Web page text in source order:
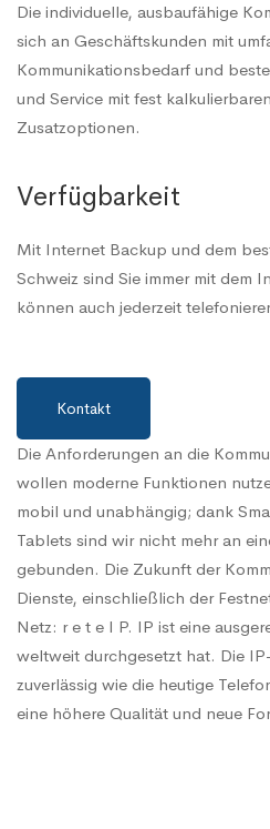
Die individuelle, ausbaufähige
sich an Geschäftskunden mit
Kommunikationsbedarf und
und Service mit fest
Zusatzoptionen.
Verfügbarkeit
Mit Internet Backup und dem
Schweiz sind Sie immer mit dem
können auch jederzeit
Kontakt
Die Anforderungen an die
wollen moderne Funktionen
mobil und unabhängig; dank
Tablets sind wir nicht mehr an
gebunden. Die Zukunft der
Dienste, einschließlich der
Netz: r e t e I P. IP ist eine
weltweit durchgesetzt hat. Die
zuverlässig wie die heutige
eine höhere Qualität und neue